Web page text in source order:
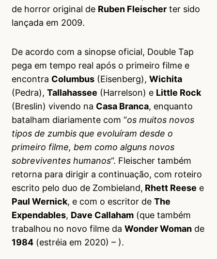
de horror original de Ruben Fleischer ter sido
lançada em 2009.
De acordo com a sinopse oficial, Double Tap
pega em tempo real após o primeiro filme e
encontra Columbus (Eisenberg), Wichita
(Pedra), Tallahassee (Harrelson) e Little Rock
(Breslin) vivendo na Casa Branca, enquanto
batalham diariamente com “os muitos novos
tipos de zumbis que evoluíram desde o
primeiro filme, bem como alguns novos
sobreviventes humanos“. Fleischer também
retorna para dirigir a continuação, com roteiro
escrito pelo duo de Zombieland, Rhett Reese e
Paul Wernick, e com o escritor de The
Expendables, Dave Callaham (que também
trabalhou no novo filme da Wonder Woman de
1984 (estréia em 2020) – ).